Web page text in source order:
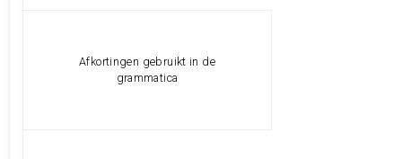
Afkortingen gebruikt in de
grammatica